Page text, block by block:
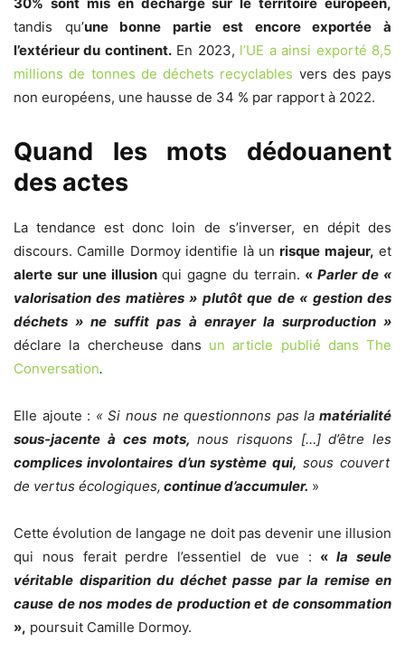
tandis qu’une bonne partie est encore exportée à
l’extérieur du continent.En 2023, l’UE a ainsi exporté 8,5
millions de tonnes de déchets recyclables vers des pays
non européens, une hausse de 34 % par rapport à 2022.
Quand les mots dédouanent
des actes
La tendance est donc loin de s’inverser, en dépit des
discours. Camille Dormoy identifie là unrisque majeur, et
alerte sur une illusion qui gagne du terrain. « Parler de «
valorisation des matières » plutôt que de « gestion des
déchets » ne suffit pas à enrayer la surproduction »
déclare la chercheuse dans un article publié dans The
Conversation.
Elle ajoute : « Si nous ne questionnons pas la matérialité
sous-jacente à ces mots, nous risquons […] d’être les
complices involontaires d’un système qui, sous couvert
de vertus écologiques, continue d’accumuler. »
Cette évolution de langage ne doit pas devenir une illusion
qui nous ferait perdre l’essentiel de vue : «la seule
véritable disparition du déchet passe par la remise en
cause de nos modes de production et de consommation
», poursuit Camille Dormoy.